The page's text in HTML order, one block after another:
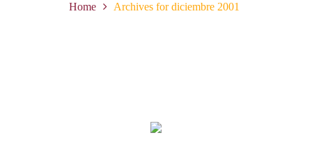
Home Archives for diciembre 2001